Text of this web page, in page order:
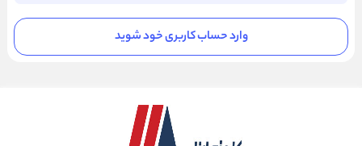
وارد حساب کاربری خود شوید